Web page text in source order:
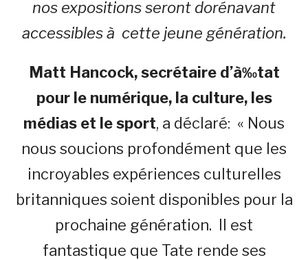
nos expositions seront dorénavant
accessibles à cette jeune génération.
Matt Hancock, secrétaire d’à‰tat
pour le numérique, la culture, les
médias et le sport, a déclaré: « Nous
nous soucions profondément que les
incroyables expériences culturelles
britanniques soient disponibles pour la
prochaine génération. Il est
fantastique que Tate rende ses